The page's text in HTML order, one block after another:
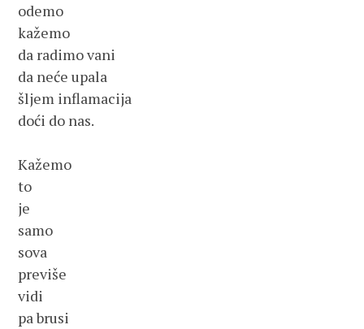
odemo
kažemo
da radimo vani
da neće upala
šljem inflamacija
doći do nas.
Kažemo
to
je
samo
sova
previše
vidi
pa brusi